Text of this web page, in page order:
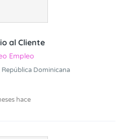
al Cliente
Empleo
República Dominicana
hace